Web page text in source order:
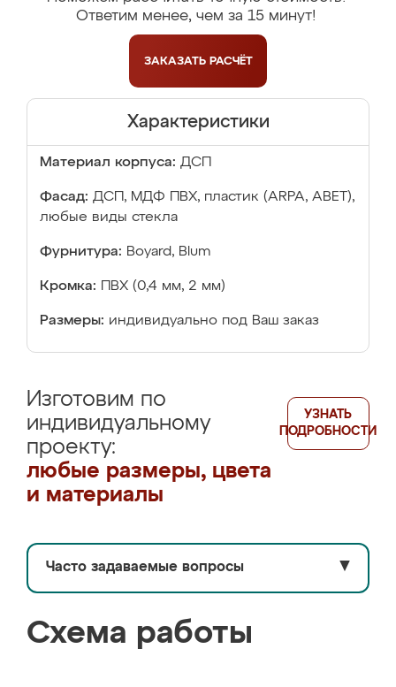
Ответим менее, чем за 15 минут!
ЗАКАЗАТЬ РАСЧЁТ
Характеристики
Материал корпуса: ДСП
Фасад: ДСП, МДФ ПВХ, пластик (ARPA, ABET),
любые виды стекла
Фурнитура: Boyard, Blum
Кромка: ПВХ (0,4 мм, 2 мм)
Размеры: индивидуально под Ваш заказ
Изготовим по
индивидуальному
проекту:
любые размеры, цвета
и материалы
УЗНАТЬ
ПОДРОБНОСТИ
Часто задаваемые вопросы ▼
Схема работы